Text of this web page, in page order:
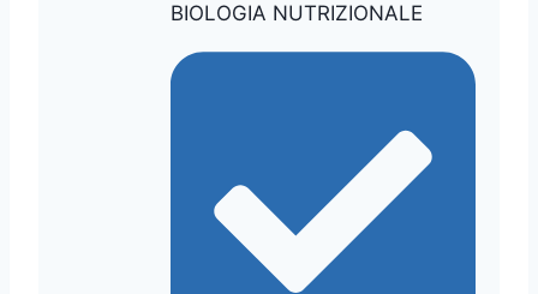
BIOLOGIA NUTRIZIONALE